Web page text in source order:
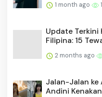
1 month ago
Update Terkini
Filipina: 15
2 months ago
Jalan-Jalan ke
Andini